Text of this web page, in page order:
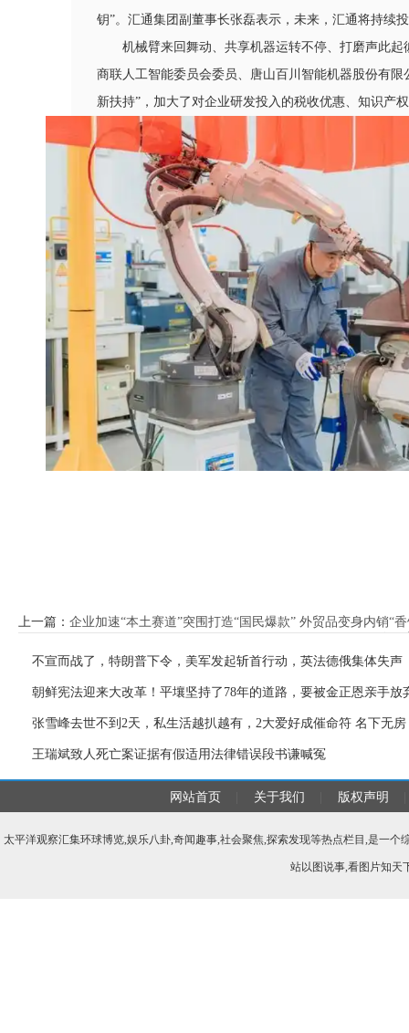
钥”。汇通集团副董事长张磊表示，未来，汇通将持续
机械臂来回舞动、共享机器运转不停、打磨声此
商联人工智能委员会委员、唐山百川智能机器股份有
新扶持”，加大了对企业研发投入的税收优惠、知识产
上一篇： 企业加速“本土赛道”突围打造“国民爆款” 外贸品变身内销“
不宣而战了，特朗普下令，美军发起斩首行动，英法德俄集体失声
朝鲜宪法迎来大改革！平壤坚持了78年的道路，要被金正恩亲手放
张雪峰去世不到2天，私生活越扒越有，2大爱好成催命符 名下无房
王瑞斌致人死亡案证据有假适用法律错误段书谦喊冤
网站首页 关于我们 版权声明
太平洋观察汇集环球博览,娱乐八卦,奇闻趣事,社会聚焦,探索发现等热点栏目,是一
站以图说事,看图片知天